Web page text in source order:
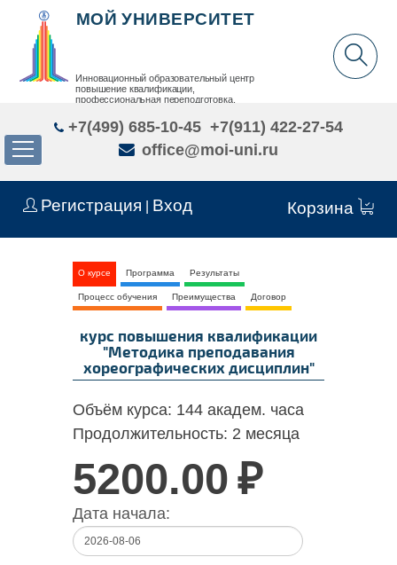
Регистрация Вход Корзина
МОЙ УНИВЕРСИТЕТ
Инновационный образовательный центр
повышение квалификации,
профессиональная переподготовка,
+7(499) 685-10-45 +7(911) 422-27-54
office@moi-uni.ru
О курсе Программа Результаты
Процесс обучения Преимущества Договор
курс повышения квалификации
"Методика преподавания
хореографических дисциплин"
Объём курса: 144 академ. часа
Продолжительность: 2 месяца
5200.00 ₽
Дата начала: